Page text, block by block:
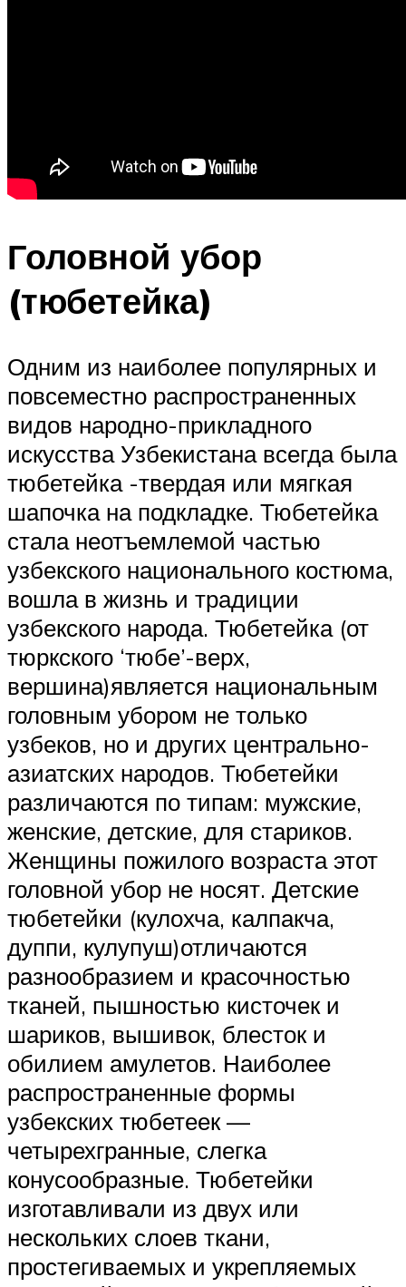
Головной убор
(тюбетейка)
Одним из наиболее популярных и
повсеместно распространенных
видов народно-прикладного
искусства Узбекистана всегда была
тюбетейка -твердая или мягкая
шапочка на подкладке. Тюбетейка
стала неотъемлемой частью
узбекского национального костюма,
вошла в жизнь и традиции
узбекского народа. Тюбетейка (от
тюркского ‘тюбе’-верх,
вершина)является национальным
головным убором не только
узбеков, но и других центрально-
азиатских народов. Тюбетейки
различаются по типам: мужские,
женские, детские, для стариков.
Женщины пожилого возраста этот
головной убор не носят. Детские
тюбетейки (кулохча, калпакча,
дуппи, кулупуш)отличаются
разнообразием и красочностью
тканей, пышностью кисточек и
шариков, вышивок, блесток и
обилием амулетов. Наиболее
распространенные формы
узбекских тюбетеек —
четырехгранные, слегка
конусообразные. Тюбетейки
изготавливали из двух или
нескольких слоев ткани,
простегиваемых и укрепляемых